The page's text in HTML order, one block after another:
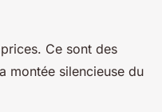
Ce sont des
montée silencieuse du